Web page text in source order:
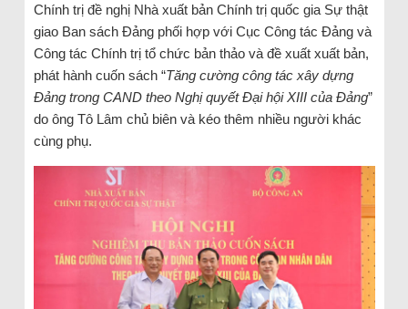
Chính trị đề nghị Nhà xuất bản Chính trị quốc gia Sự thật
giao Ban sách Đảng phối hợp với Cục Công tác Đảng và
Công tác Chính trị tổ chức bản thảo và đề xuất xuất bản,
phát hành cuốn sách “Tăng cường công tác xây dựng
Đảng trong CAND theo Nghị quyết Đại hội XIII của Đảng”
do ông Tô Lâm chủ biên và kéo thêm nhiều người khác
cùng phụ.